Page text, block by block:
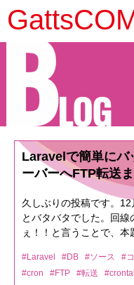
BLOG
Laravelで簡単にバ
ーバーへFTP転送
久しぶりの投稿です。
とバタバタでした。回
ぇ！！と言うことで、本
Laravelには凄く便利な
そちらを共有したいと思
#Laravel #DB #ソース #
#cron
#FTP #転送